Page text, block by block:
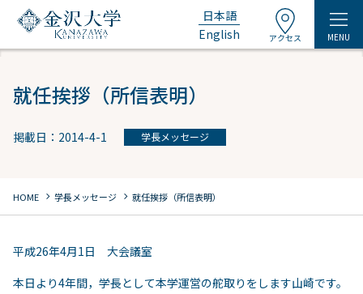
日本語
English
アクセス MENU
就任挨拶（所信表明）
掲載日：2014-4-1 学長メッセージ
HOME chevron_right 学長メッセージ chevron_right 就任挨拶（所信表明）
平成26年4月1日 大会議室
本日より4年間，学長として本学運営の舵取りをします山崎です。